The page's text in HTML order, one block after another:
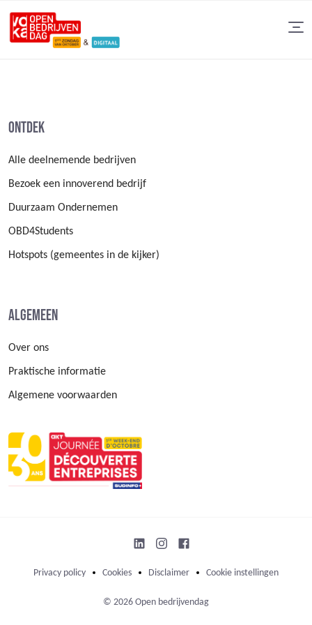
Ontdek
Alle deelnemende bedrijven
Bezoek een innoverend bedrijf
Duurzaam Ondernemen
OBD4Students
Hotspots (gemeentes in de kijker)
Algemeen
Over ons
Praktische informatie
Algemene voorwaarden
Privacy policy Cookies Disclaimer Cookie instellingen
© 2026 Open bedrijvendag